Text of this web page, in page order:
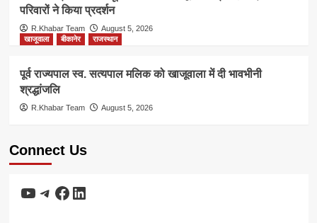
परिवारों ने किया प्रदर्शन
R.Khabar Team
August 5, 2026
खाजूवाला
बीकानेर राजस्थान
पूर्व राज्यपाल स्व. सत्यपाल मलिक को खाजूवाला में दी भावभीनी
श्रद्धांजलि
R.Khabar Team August 5, 2026
Connect Us
YouTube
Telegram
Facebook
LinkedIn